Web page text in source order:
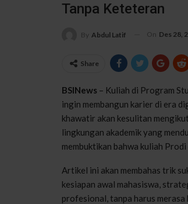
Tanpa Keteteran
By Abdul Latif On Des 28,
Share
BSINews – Kuliah di Program
ingin membangun karier di era
khawatir akan kesulitan
lingkungan akademik yang
membuktikan bahwa kuliah
Artikel ini akan membahas trik
kesiapan awal mahasiswa,
profesional, tanpa harus merasa